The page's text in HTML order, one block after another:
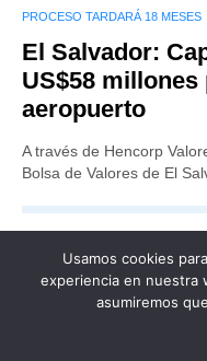
PROCESO TARDARÁ 18 MESES
El Salvador:
US$58
aeropuerto
A través de Hencorp
Bolsa de Valores de El
Usamos cookies
experiencia en nuestra
asumiremos
Publicidad